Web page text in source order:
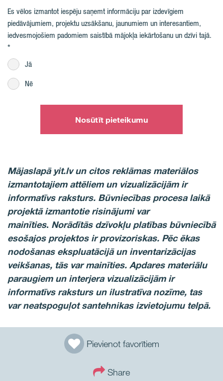
Pievienot favorītiem
Share
Es vēlos izmantot iespēju saņemt informāciju par izdevīgiem
piedāvājumiem, projektu uzsākšanu, jaunumiem un interesantiem,
iedvesmojošiem padomiem saistībā mājokļa iekārtošanu un dzīvi tajā.
Jā
Nē
Nosūtīt pieteikumu
Mājaslapā yit.lv un citos reklāmas materiālos
izmantotajiem attēliem un vizualizācijām ir
informatīvs raksturs. Būvniecības procesa laikā
projektā izmantotie risinājumi var
mainīties. Norādītās dzīvokļu platības būvniecībā
esošajos projektos ir provizoriskas. Pēc ēkas
nodošanas ekspluatācijā un inventarizācijas
veikšanas, tās var mainīties. Apdares materiālu
paraugiem un interjera vizualizācijām ir
informatīvs raksturs un ilustratīva nozīme, tas
var neatspoguļot santehnikas izvietojumu telpā.